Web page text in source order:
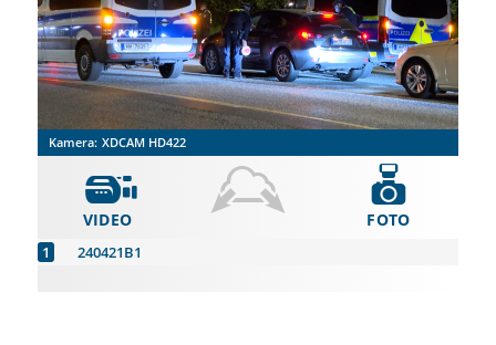
Kamera: XDCAM HD422
VIDEO
240421B1
FOTO